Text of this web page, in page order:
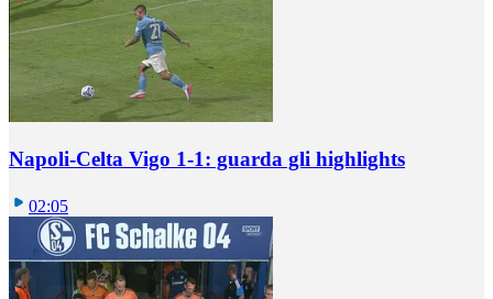
Napoli-Celta Vigo 1-1: guarda gli highlights
02:05